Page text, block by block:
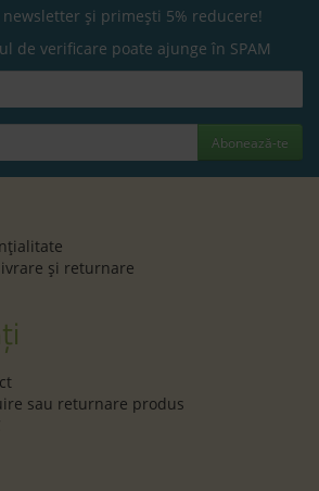
și primești 5% reducere!
de verificare poate ajunge în SPAM
Abonează-te
și returnare
sau returnare produs